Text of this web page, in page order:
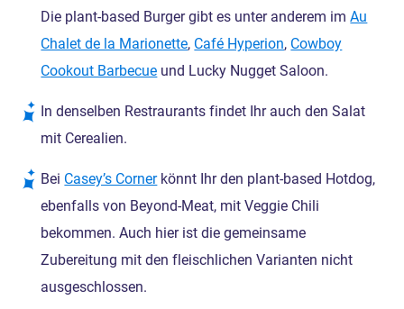
Die plant-based Burger gibt es unter anderem imAu
Chalet de la Marionette, Café Hyperion, Cowboy
Cookout Barbecue und Lucky Nugget Saloon.
In denselben Restraurants findet Ihr auch den Salat
mit Cerealien.
Bei Casey’s Cornerkönnt Ihr den plant-based Hotdog,
ebenfalls von Beyond-Meat, mit Veggie Chili
bekommen. Auch hier ist die gemeinsame
Zubereitung mit den fleischlichen Varianten nicht
ausgeschlossen.